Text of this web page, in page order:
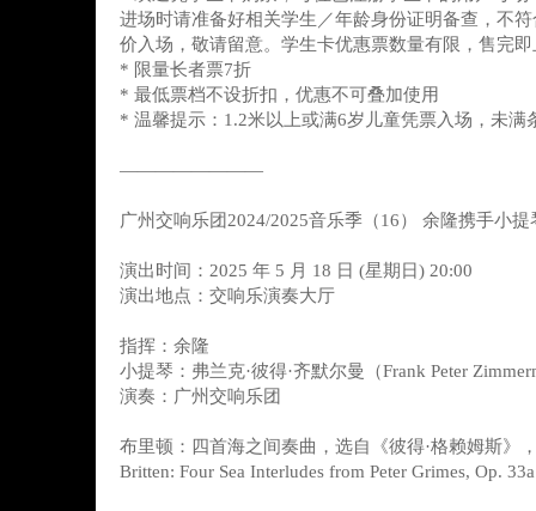
进场时请准备好相关学生／年龄身份证明备查，不
价入场，敬请留意。学生卡优惠票数量有限，售完即
* 限量长者票7折
* 最低票档不设折扣，优惠不可叠加使用
* 温馨提示：1.2米以上或满6岁儿童凭票入场，未满
————————
广州交响乐团2024/2025音乐季（16） 余隆携手小
演出时间：2025 年 5 月 18 日 (星期日) 20:00
演出地点：交响乐演奏大厅
指挥：余隆
小提琴：弗兰克·彼得·齐默尔曼（Frank Peter
演奏：广州交响乐团
布里顿：四首海之间奏曲，选自《彼得·格赖姆斯》
Britten: Four Sea Interludes from Peter Grimes, Op. 33a